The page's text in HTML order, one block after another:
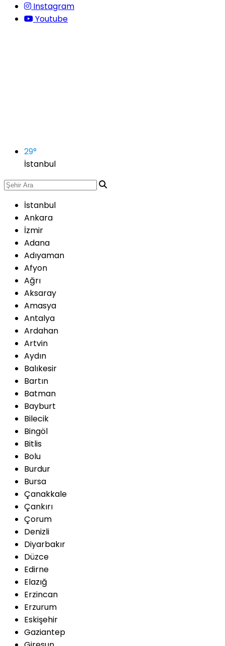
Instagram
Youtube
29°
İstanbul
İstanbul
Ankara
İzmir
Adana
Adıyaman
Afyon
Ağrı
Aksaray
Amasya
Antalya
Ardahan
Artvin
Aydın
Balıkesir
Bartın
Batman
Bayburt
Bilecik
Bingöl
Bitlis
Bolu
Burdur
Bursa
Çanakkale
Çankırı
Çorum
Denizli
Diyarbakır
Düzce
Edirne
Elazığ
Erzincan
Erzurum
Eskişehir
Gaziantep